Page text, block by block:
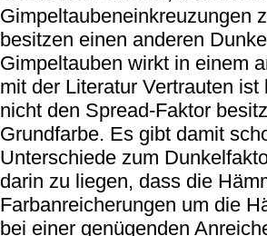
Gimpeltaubeneinkreuzungen
besitzen einen anderen
Gimpeltauben wirkt in einem
mit der Literatur Vertrauten
nicht den Spread-Faktor
Grundfarbe. Es gibt damit
Unterschiede zum
darin zu liegen, dass die
Farbanreicherungen um die
bei einer genügenden